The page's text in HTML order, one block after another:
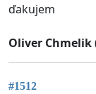
ďakujem
Oliver Chmelik
#1512